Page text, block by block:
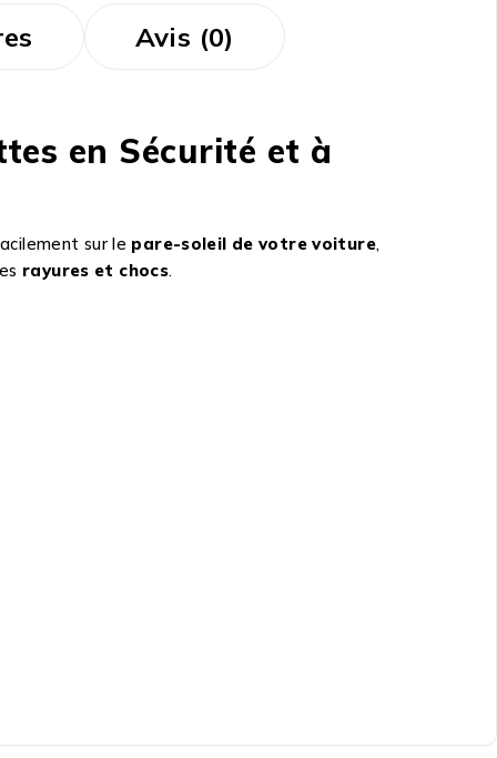
Avis (0)
en Sécurité et à
sur le pare-soleil de votre voiture,
rayures et chocs.